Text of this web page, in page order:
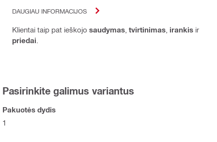
DAUGIAU INFORMACIJOS
Klientai taip pat ieškojo saudymas tvirtinimas irankis ir
priedai
Pasirinkite galimus variantus
Pakuotės dydis
1